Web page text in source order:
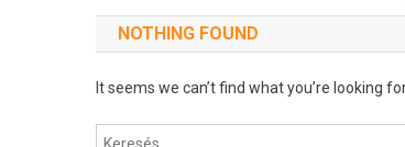
NOTHING FOUND
It seems we can’t find what you’re looking
Keresés: